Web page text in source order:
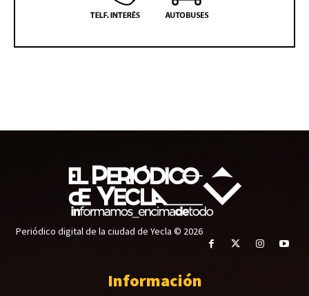
Periódico digital de la ciudad de Yecla © 2026
Información